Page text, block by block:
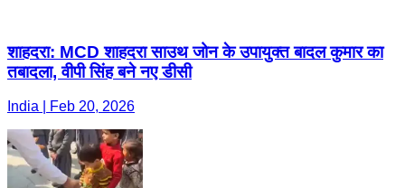
शाहदरा: MCD शाहदरा साउथ जोन के उपायुक्त बादल कुमार का
तबादला, वीपी सिंह बने नए डीसी
India | Feb 20, 2026